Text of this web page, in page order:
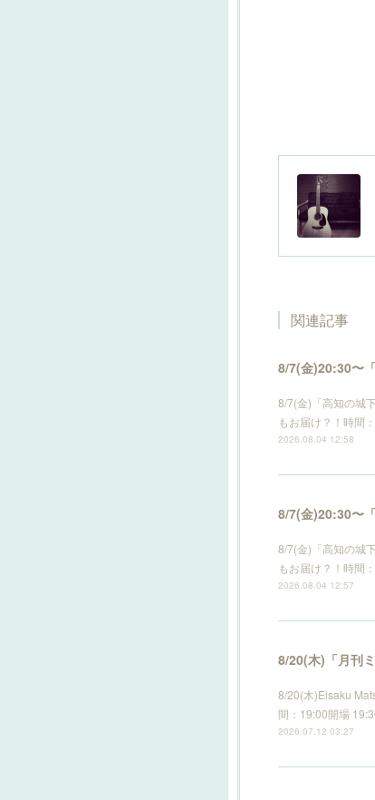
関連記事
8/7(金)20:30〜
8/7(金)「高知の城
もお届け？！時間
2026.08.04 12:58
8/7(金)20:30〜
8/7(金)「高知の城
もお届け？！時間
2026.08.04 12:57
8/20(木)「月刊
8/20(木)Eisaku
間：19:00開場
2026.07.12 03:27